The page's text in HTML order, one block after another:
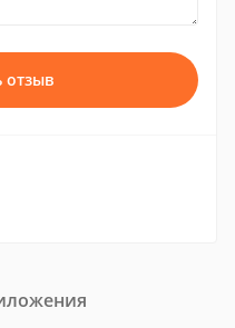
отзыв